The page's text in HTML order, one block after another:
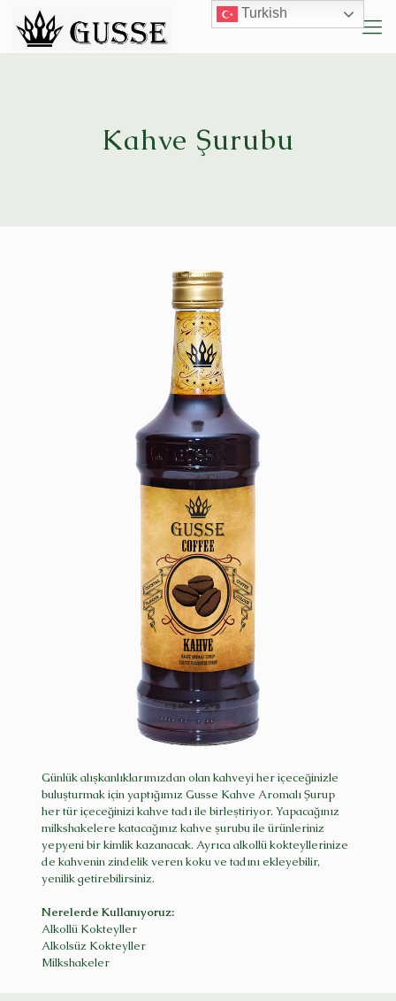
Kahve Şurubu
Günlük alışkanlıklarımızdan olan kahveyi her içeceğinizle
buluşturmak için yaptığımız Gusse Kahve Aromalı Şurup
her tür içeceğinizi kahve tadı ile birleştiriyor. Yapacağınız
milkshakelere katacağınız kahve şurubu ile ürünleriniz
yepyeni bir kimlik kazanacak. Ayrıca alkollü kokteyllerinize
de kahvenin zindelik veren koku ve tadını ekleyebilir,
yenilik getirebilirsiniz.
Nerelerde Kullanıyoruz:
Alkollü Kokteyller
Alkolsüz Kokteyller
Milkshakeler
Turkish